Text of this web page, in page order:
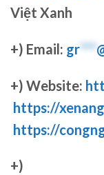
Việt Xanh
+) Email: gr***
+) Website:
https://
https://
+)